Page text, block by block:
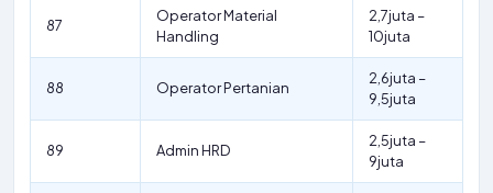
87
Operator Material
Handling
2,7juta –
10juta
88 Operator Pertanian
2,6juta –
9,5juta
89 Admin HRD
2,5juta –
9juta